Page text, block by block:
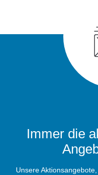
Immer die
Unsere